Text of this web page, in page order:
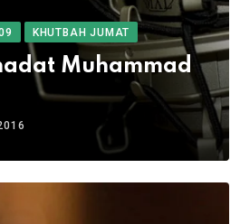
KHUTBAH JUMAT
Muhammad